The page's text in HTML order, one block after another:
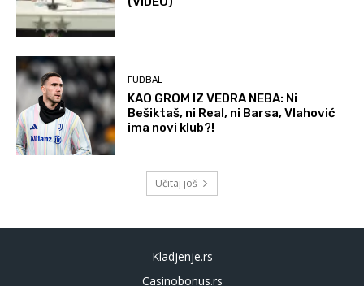
FUDBAL
KAO GROM IZ VEDRA NEBA: Ni
Bešiktaš, ni Real, ni Barsa, Vlahović
ima novi klub?!
Učitaj još
Kladjenje.rs
Casinobonus.rs